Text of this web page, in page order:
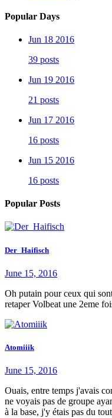
Popular Days
Jun 18 2016
39 posts
Jun 19 2016
21 posts
Jun 17 2016
16 posts
Jun 15 2016
16 posts
Popular Posts
Der_Haifisch
June 15, 2016
Oh putain pour ceux qui
retaper Volbeat une 2eme
Atomiiik
June 15, 2016
Ouais, entre temps j'avais
ne voyais pas de groupe
à la base, j'y étais pas du